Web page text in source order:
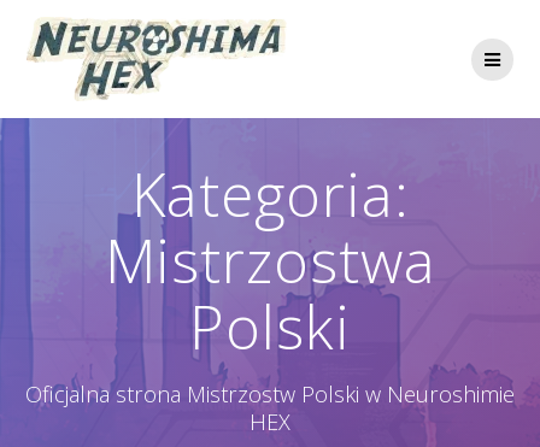
do
treści
Kategoria:
Mistrzostwa
Polski
Oficjalna strona Mistrzostw Polski w Neuroshimie
HEX